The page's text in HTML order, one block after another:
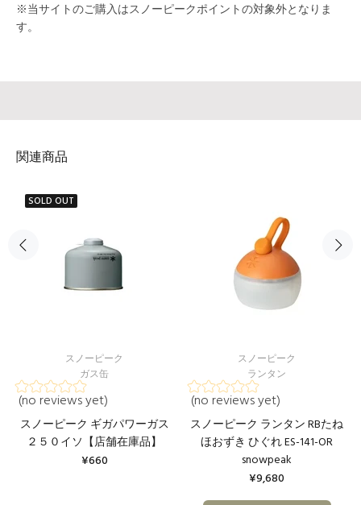
※当サイトのご購入はスノーピークポイントの対象外となりま
す。
関連商品
SOLD OUT
スノーピーク
ガス缶
(no reviews yet)
スノーピーク ギガパワーガス
２５０イソ【店舗在庫品】
¥660
スノーピーク
ランタン
(no reviews yet)
スノーピーク ランタン RBたね
ほおずき ひぐれ ES-141-OR
snowpeak
¥9,680